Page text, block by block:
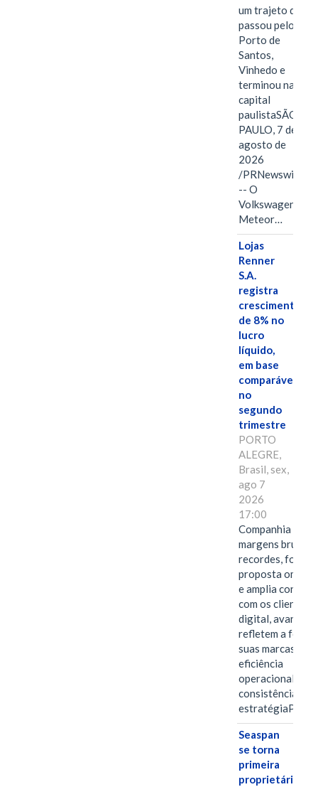
um trajeto que
passou pelo
Porto de
Santos,
Vinhedo e
terminou na
capital
paulistaSÃO
PAULO, 7 de
agosto de
2026
/PRNewswire/
-- O
Volkswagen
Meteor…
Lojas
Renner
S.A.
registra
crescimento
de 8% no
lucro
líquido,
em base
comparável,
no
segundo
trimestre
PORTO
ALEGRE,
Brasil, sex,
ago 7
2026
17:00
Companhia
margens brutas
recordes,
proposta
e amplia
com os clientes
digital, avanços
refletem a força
suas marcas, a
eficiência
operacional e a
consistência de
Seaspan
se torna
primeira
proprietária